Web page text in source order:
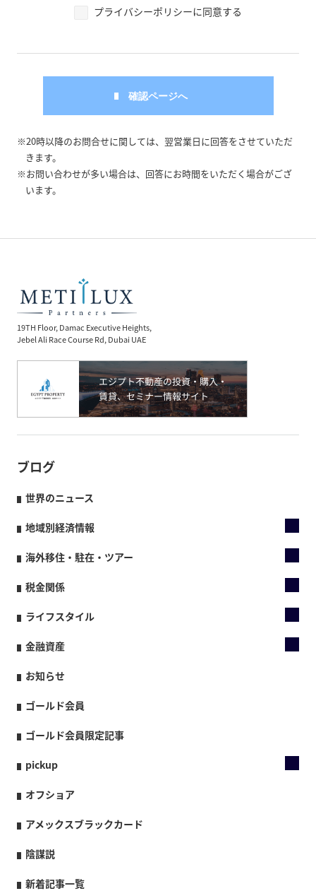
プライバシーポリシーに同意する
※20時以降のお問合せに関しては、翌営業日に回答をさせていただ
きます。
※お問い合わせが多い場合は、回答にお時間をいただく場合がござ
います。
19TH Floor, Damac Executive Heights,
Jebel Ali Race Course Rd, Dubai UAE
ブログ
世界のニュース
地域別経済情報
海外移住・駐在・ツアー
税金関係
ライフスタイル
金融資産
お知らせ
ゴールド会員
ゴールド会員限定記事
pickup
オフショア
アメックスブラックカード
陰謀説
新着記事一覧